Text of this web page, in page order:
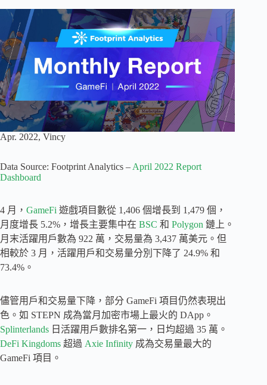
Apr. 2022, Vincy
Data Source: Footprint Analytics – April 2022 Report
Dashboard
4 月， GameFi 遊戲項目數從 1,406 個增長到 1,479 個，
月度增長 5.2%，增長主要集中在 BSC 和 Polygon 鏈上。
月末活躍用戶數為 922 萬，交易量為 3,437 萬美元。但
相較於 3 月，活躍用戶和交易量分別下降了 24.9% 和
73.4%。
儘管用戶和交易量下降，部分 GameFi 項目仍然表現出
色。如 STEPN 成為當月加密市場上最火的 DApp。
Splinterlands 日活躍用戶數排名第一，日均超過 35 萬。
DeFi Kingdoms 超過 Axie Infinity 成為交易量最大的
GameFi 項目。